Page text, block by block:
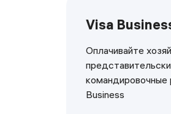
Visa
Оплачивайте
командировочные
Business